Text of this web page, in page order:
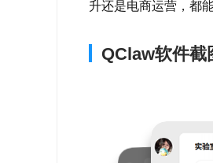
升还是电商运营，都
QClaw软件截